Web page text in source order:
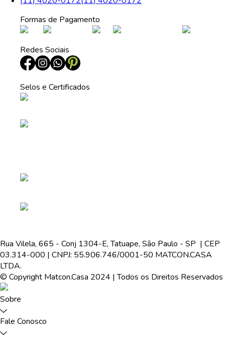
Formas de Pagamento
Redes Sociais
Selos e Certificados
Rua Vilela, 665 - Conj 1304-E, Tatuape, São Paulo - SP | CEP
03.314-000 | CNPJ: 55.906.746/0001-50 MATCON.CASA
LTDA.
© Copyright Matcon.Casa 2024 | Todos os Direitos Reservados
Sobre
Fale Conosco